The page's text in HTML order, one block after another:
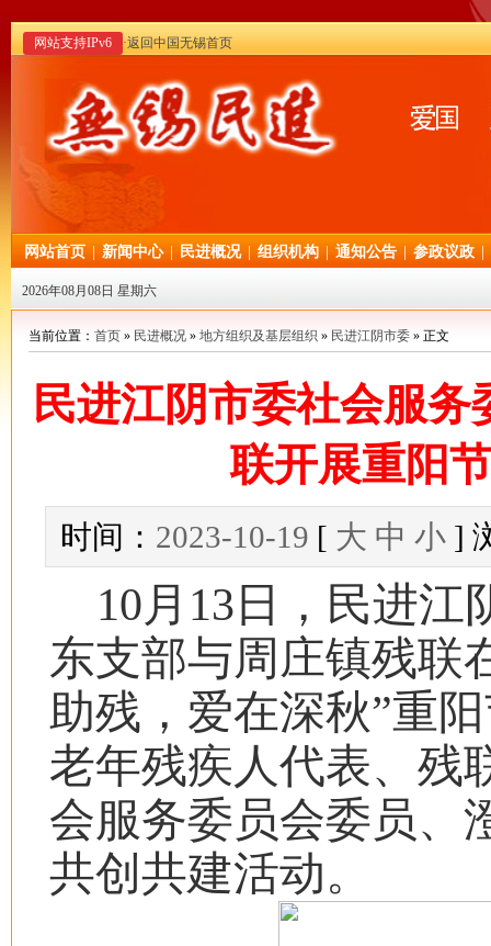
网站支持IPv6 ·返回中国无锡首页
网站首页 新闻中心 民进概况 组织机构 通知公告 参政议政
2026年08月08日 星期六
当前位置： 首页 » 民进概况 » 地方组织及基层组织 » 民进江阴市委 » 正文
民进江阴市委社会服
联开展重阳
时间： 2023-10-19 [ 大 中 小 ]
10月13日，民进江
东支部与周庄镇残联
助残，爱在深秋”重
老年残疾人代表、残
会服务委员会委员、
共创共建活动。